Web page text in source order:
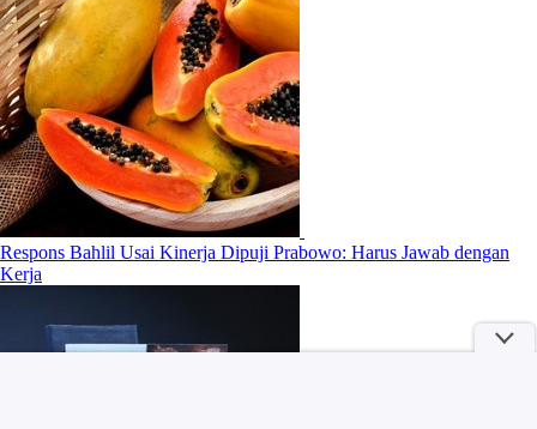
Respons Bahlil Usai Kinerja Dipuji Prabowo: Harus Jawab dengan
Kerja